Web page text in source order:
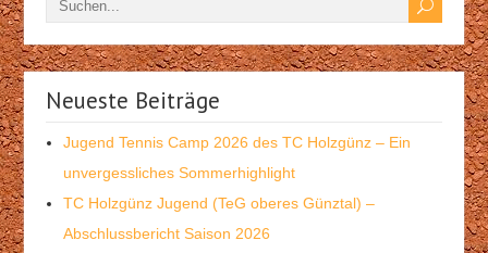
Neueste Beiträge
Jugend Tennis Camp 2026 des TC Holzgünz – Ein
unvergessliches Sommerhighlight
TC Holzgünz Jugend (TeG oberes Günztal) –
Abschlussbericht Saison 2026